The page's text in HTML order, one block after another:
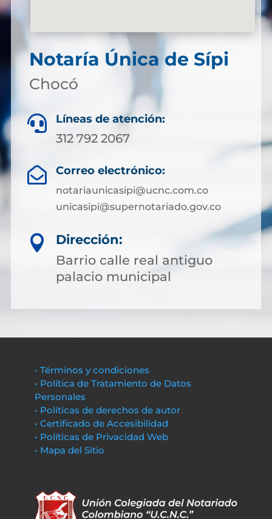
Notaría Única de Sípi
Chocó
 Líneas de atención:
312 792 2067
 Correo electrónico:
notariaunicasipi@ucnc.com.co
unicasipi@supernotariado.gov.co

Dirección:
Barrio calle real antiguo
palacio municipal
• Términos y condiciones
• Política de Tratamiento de Datos
Personales
• Políticas de derechos de autor
• Certificado de Accesibilidad
• Políticas de Privacidad Web
• Mapa del Sitio